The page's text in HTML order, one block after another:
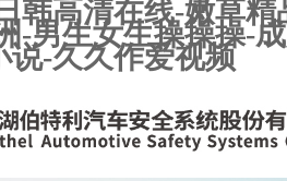
韩高清在线-嫩草
-男生女生操操操-
说-久久作爱视频